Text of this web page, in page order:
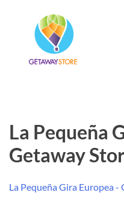
La Pequeña
Getaway
La Pequeña Gira Europea -